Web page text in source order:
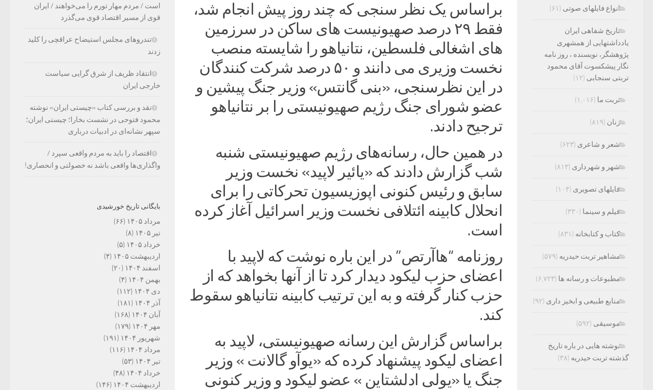
براساس یک نظر سنجی که چند روز پیش انجام شد،
فقط ۲۹ درصد صهیونیست های ساکن در سرزمین
های اشغالی فلسطین، نتانیاهو را شایسته منصب
نخست وزیری می دانند و ۵۰ درصد شرکت کنندگان
در این نظرسنجی، «بنی گانتس» وزیر جنگ پیشین و
عضو شورای جنگ رژیم صهیونیستی را بر نتانیاهو
ترجیح دادند.
در همین حال، رسانه‌های رژیم صهیونیستی شنبه
شب گزارش دادند که «یائیر لاپید» نخست وزیر
سابق و رئیس کنونی اپوزیسیون تحرکاتی را برای
انحلال کابینه ائتلافی نخست وزیر اسرائیل آغاز کرده
است.
روزنامه “هاآرتص” در این باره نوشت که لاپید با
اعضای حزب لیکود دیدار کرد تا از آنها بخواهد که از
حزب کنار گرفته و به این ترتیب کابینه نتانیاهو سقوط
کند.
براساس گزارش این رسانه صهیونیستی، لاپید به
اعضای لیکود پیشنهاد کرده که «یوآو گالانت » وزیر
جنگ یا «یولی ادلشتاین » عضو لیکود و وزیر کنونی
است / مردم مهار تورم را می‌خواهند / ایران
قوی از مسیر اقتصاد قوی می‌گذرد
تندروهای مجلس استیضاح عراقچی را کلید
زدند
انتقاد ظریف از شرق گرایی سیاست
خارجی ایران
نقد و بررسی کتاب «چیستی ایران» نوشته
محمود فتوحی در نشست بخارا؛ چیستی ایران؛
سپهر نشانه‌ای در ادبیات درباری
اقتصاد را باید به مردم واقعی سپرد /
واگذاری‌ها واقعی باشد نه خصولتی و انحصاری!
بایگانی تاریخ خورشیدی
مرداد ۱۴۰۵
(۶۶)
تیر ۱۴۰۵
(۸)
خرداد ۱۴۰۵
(۵)
اردیبهشت ۱۴۰۵
(۴)
اسفند ۱۴۰۴
(۲۰)
بهمن ۱۴۰۴
(۴)
دی ۱۴۰۴
(۱۱۲)
آذر ۱۴۰۴
(۱۸۱)
آبان ۱۴۰۴
(۱۶۸)
مهر ۱۴۰۴
(۱۷۹)
شهریور ۱۴۰۴
(۱۹۱)
مرداد ۱۴۰۴
(۱۱۶)
تیر ۱۴۰۴
(۵۳)
خرداد ۱۴۰۴
(۴۸)
اردیبهشت ۱۴۰۴
(۱۴۶)
انواع فایلهای صوتی (۶۱)
تاریخ شفاهی ایران
یادداشتهایی از همشهری
پژوهشگر، نویسنده ، روز نامه
نگار پیشکسوت آقای محمود
تربتی سنجابی (۱۲)
تربت ما (۱,۰۱۶)
زنان (۸۱۹)
شعر و شاعری (۶۲۳)
شهر و شهرداری (۸۱۳)
فایلهای تصویری (۱۰۴)
فیلم و سینما (۳۳۰)
کتاب و کتابخانه (۸۳۱)
مشاهیر تربت حیدریه (۵۷۹)
مطبوعات و رسانه ها (۶,۷۲۳)
منابع طبیعی و ابخیز داری (۹۲)
موسیقی (۵۹۲)
نوشته هایی در باره تاریخ
گذشته تربت حیدریه (۳۸)